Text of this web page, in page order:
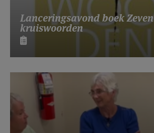
Lanceringsavond boek Zeven
kruiswoorden